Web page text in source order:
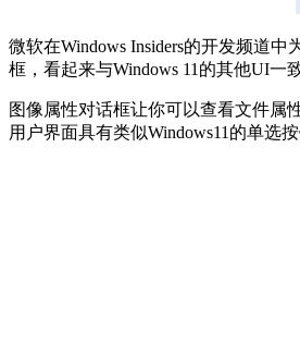
微软在Windows Insiders的开发频道
框，看起来与Windows 11的其他UI一致
图像属性对话框让你可以查看文件属
用户界面具有类似Windows11的单选